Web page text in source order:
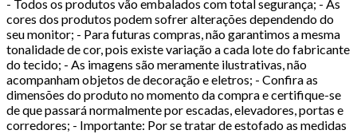
- Todos os produtos vão embalados com total segurança; - As
cores dos produtos podem sofrer alterações dependendo do
seu monitor; - Para futuras compras, não garantimos a mesma
tonalidade de cor, pois existe variação a cada lote do fabricante
do tecido; - As imagens são meramente ilustrativas, não
acompanham objetos de decoração e eletros; - Confira as
dimensões do produto no momento da compra e certifique-se
de que passará normalmente por escadas, elevadores, portas e
corredores; - Importante: Por se tratar de estofado as medidas